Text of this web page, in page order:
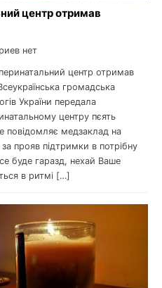
центр отримав
нет
центр отримав
громадська
України передала
центру пєять
повідомляє медзаклад на
прояв підтримки в потрібну
буде гаразд, нехай Ваше
в ритмі […]